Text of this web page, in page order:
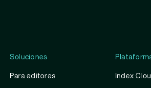
Soluciones
Para editores Index